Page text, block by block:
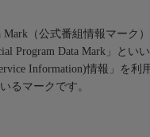
（公式番組情報マーク）
Program Data Mark」とい
Information)情報」を利
るマークです。